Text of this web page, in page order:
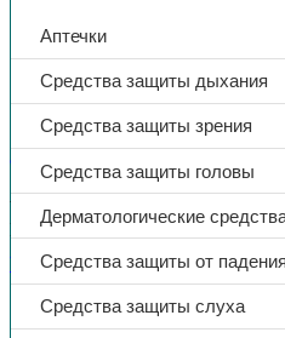
Аптечки
Средства защиты дыхания
Средства защиты зрения
Средства защиты головы
Дерматологические
Средства защиты от
Средства защиты слуха
9105
122,00
В избранное
Артикул:KS-9105 Категории:
Поделиться:
Поделиться в
Whatsapp
Поделиться в Ok
Описание
Доп. информация